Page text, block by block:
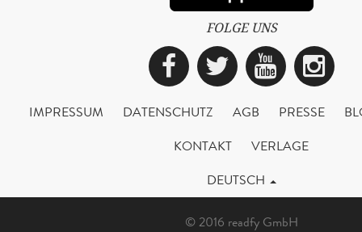
FOLGE UNS
Facebook
Twitter
IMPRESSUM DATENSCHUTZ AGB PRESSE
KONTAKT
VERLAGE
DEUTSCH
© 2016 readfy GmbH